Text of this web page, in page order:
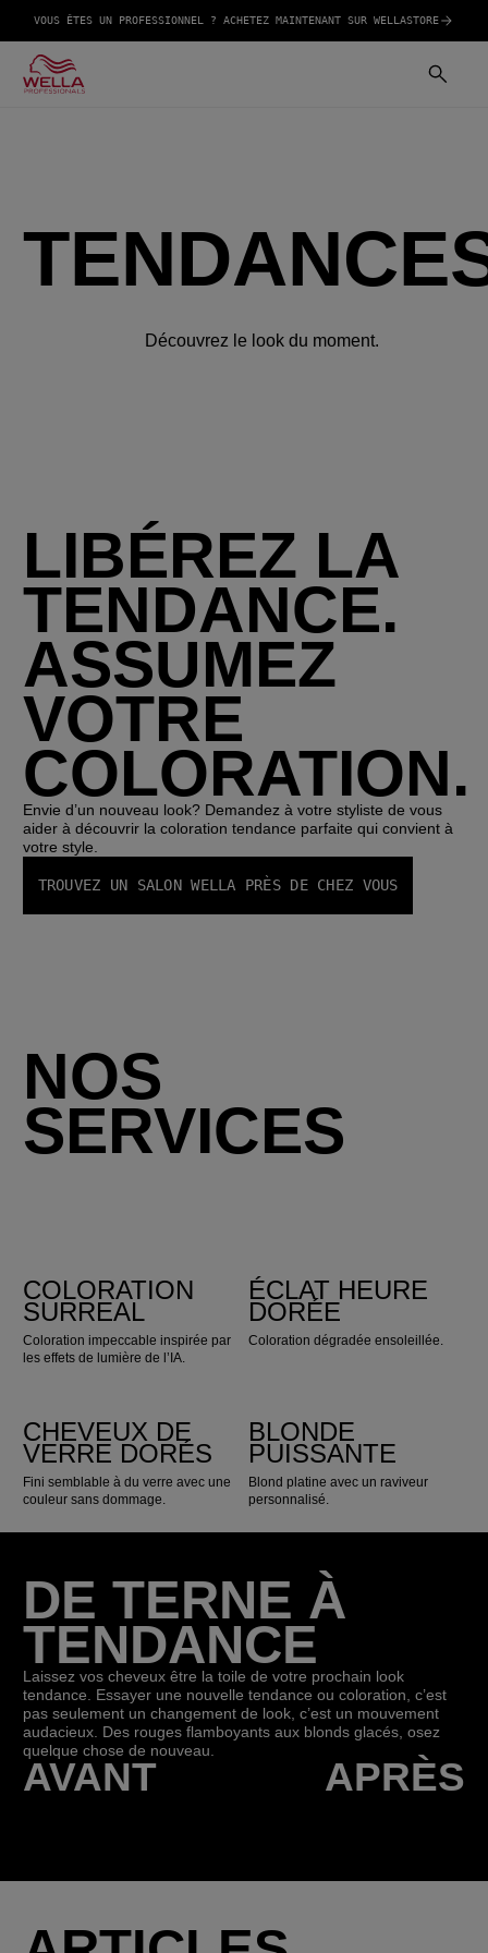
VOUS ÊTES UN PROFESSIONNEL ? ACHETEZ MAINTENANT SUR WELLASTORE
Découvrez le look du moment.
LIBÉREZ LA
TENDANCE.
ASSUMEZ
VOTRE
COLORATION.
Envie d’un nouveau look? Demandez à votre styliste de vous
aider à découvrir la coloration tendance parfaite qui convient à
votre style.
TROUVEZ UN SALON WELLA PRÈS DE CHEZ VOUS
NOS
SERVICES
COLORATION
SURREAL
Coloration impeccable inspirée par
les effets de lumière de l’IA.
ÉCLAT HEURE
DORÉE
Coloration dégradée ensoleillée.
CHEVEUX DE
VERRE DORÉS
Fini semblable à du verre avec une
couleur sans dommage.
BLONDE
PUISSANTE
Blond platine avec un raviveur
personnalisé.
DE TERNE À
TENDANCE
Laissez vos cheveux être la toile de votre prochain look
tendance. Essayer une nouvelle tendance ou coloration, c’est
pas seulement un changement de look, c’est un mouvement
audacieux. Des rouges flamboyants aux blonds glacés, osez
quelque chose de nouveau.
AVANT APRÈS